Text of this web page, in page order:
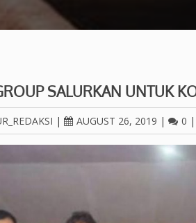
SALURKAN UNTUK
| AUGUST 26, 2019 | 0 |